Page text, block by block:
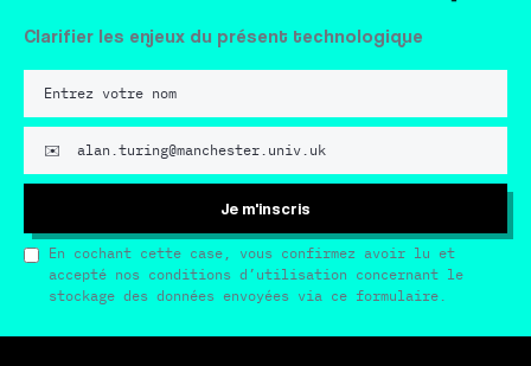
Clarifier les enjeux du présent technologique
Je m'inscris
En cochant cette case, vous confirmez avoir lu et
accepté nos conditions d’utilisation concernant le
stockage des données envoyées via ce formulaire.